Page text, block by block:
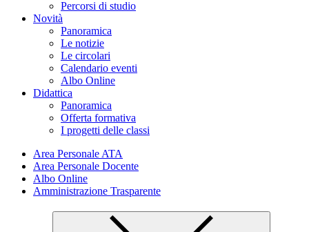
Percorsi di studio
Novità
Panoramica
Le notizie
Le circolari
Calendario eventi
Albo Online
Didattica
Panoramica
Offerta formativa
I progetti delle classi
Area Personale ATA
Area Personale Docente
Albo Online
Amministrazione Trasparente